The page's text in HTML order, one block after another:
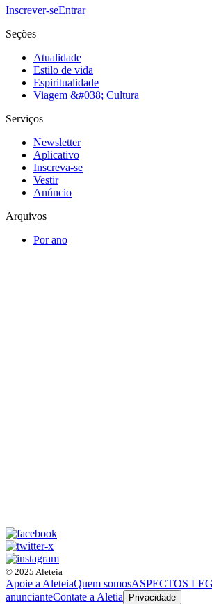
Inscrever-seEntrar
Seções
Atualidade
Estilo de vida
Espiritualidade
Viagem &#038; Cultura
Serviços
Newsletter
Aplicativo
Inscreva-se
Vestir
Anúncio
Arquivos
Por ano
© 2025 Aleteia
Apoie a AleteiaQuem somosASPECTOS
anuncianteContate a Aletia Privacidade